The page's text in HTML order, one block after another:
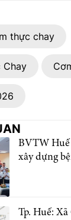
thực chay
Chay
BVTW Huế
xây dựng
Tp. Huế: